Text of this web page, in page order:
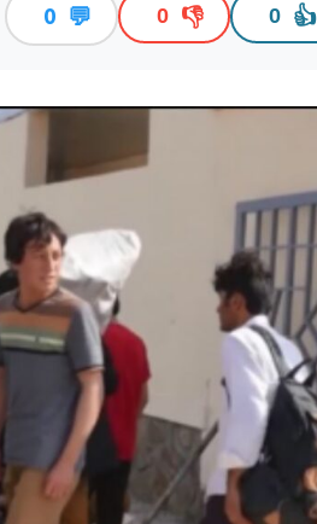
👍
0
👎
0
💬
0